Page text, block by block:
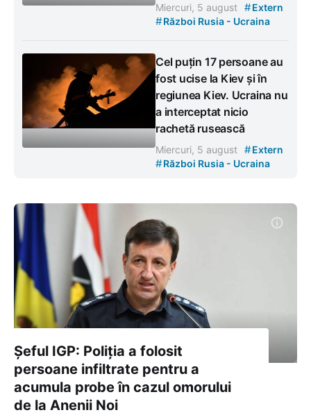
Miercuri, 5 august #Extern
#Război Rusia - Ucraina
Cel puțin 17 persoane au
fost ucise la Kiev și în
regiunea Kiev. Ucraina nu
a interceptat nicio
rachetă rusească
Miercuri, 5 august #Extern
#Război Rusia - Ucraina
Șeful IGP: Poliția a folosit
persoane infiltrate pentru a
acumula probe în cazul omorului
de la Anenii Noi